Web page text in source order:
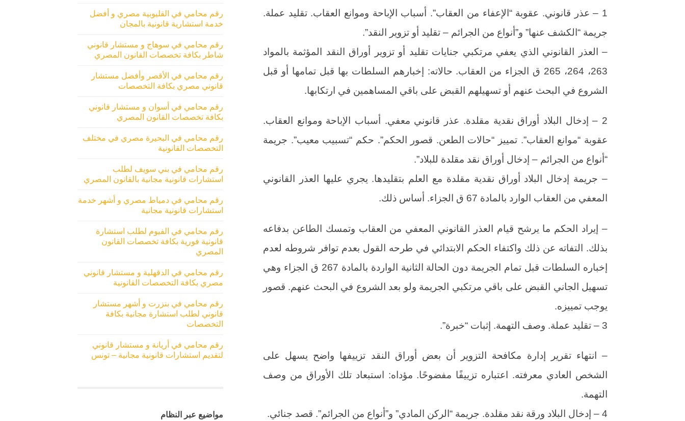
1 – عذر قانوني. عقوبة “الإعفاء من العقاب”. أسباب الإباحة وموانع العقاب. تقليد عملة.
جريمة “الكشف عنها” و”أنواع من الجرائم – تقليد أو تزوير النقد”.
– العذر القانوني الذي يعفي مرتكبي جنايات تقليد أو تزوير أوراق النقد المؤثمة بالمواد
263، 264، 265 ق الجزاء من العقاب. حالاته: إخبارهم السلطات بها قبل تمامها أو قبل
الشروع في البحث عنهم أو تسهيلهم القبض على باقي المساهمين في ارتكابها.
2 – إدخال البلاد أوراق نقدية مقلدة. عذر قانوني معفي. أسباب الإباحة وموانع العقاب.
عقوبة “موانع العقاب”. تمييز “حالات الطعن. قصور الحكم”. حكم “تسبيب معيب”. جريمة
“أنواع من الجرائم – إدخال أوراق نقد مقلدة للبلاد”.
– جريمة إدخال البلاد أوراق نقدية مقلدة مع العلم بتقليدها. يجري عليها العذر القانوني
المعفي من العقاب الوارد بالمادة 67 ق الجزاء. أساس ذلك.
– إيراد الحكم ما يرشح قيام العذر القانوني المعفي من العقاب وتمسك الطاعن بدفاعه
بذلك. التفاته عن ذلك واكتفاء الحكم الابتدائي في طرحه القول بعدم توافر شروطه لعدم
إخباره السلطات قبل تمام الجريمة دون الحالة الثانية الواردة بالمادة 267 ق الجزاء وهي
تسهيل الجاني القبض على باقي مرتكبي الجريمة ولو بعد الشروع في البحث عنهم. قصور
يوجب تمييزه.
3 – تقليد عملة. وصف التهمة. إثبات “خبرة”.
– انتهاء تقرير إدارة مكافحة التزوير أن بعض أوراق النقد تزييفها واضح يسهل على
الشخص العادي معرفته. اعتباره تزييفًا مفضوحًا. مؤداه: استبعاد تلك الأوراق من وصف
التهمة.
4 – إدخال البلاد ورقة نقد مقلدة. جريمة “الركن المادي” و”أنواع من الجرائم”. قصد جنائي.
رقم محامي في القليوبية مصري و أفضل
خدمة استشارية قانونية بالمجان
رقم محامي في سوهاج و مستشار قانوني
شاطر بكافة تخصصات القانون المصري
رقم محامي في الأقصر وأفضل مستشار
قانوني مصري بكافة التخصصات
رقم محامي في أسوان و مستشار قانوني
بكافة تخصصات القانون المصري
رقم محامي في البحيرة مصري في مختلف
التخصصات القانونية
رقم محامي في بني سويف لطلب
استشارات قانونية مجانية بالقانون المصري
رقم محامي في دمياط مصري و أشهر خدمة
استشارات قانونية مجانية
رقم محامي في الفيوم لطلب استشارة
قانونية فورية بكافة تخصصات القانون
المصري
رقم محامي في الدقهلية و مستشار قانوني
مصري بكافة التخصصات القانونية
رقم محامي في بنزرت و أشهر مستشار
قانوني لطلب استشارة مجانية بكافة
التخصصات
رقم محامي في أريانة و مستشار قانوني
لتقديم استشارات قانونية مجانية – تونس
مواضيع عبر النظام